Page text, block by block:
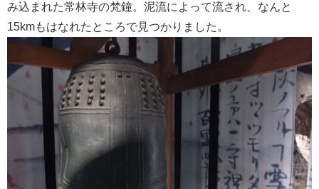
み込まれた常林寺の梵鐘。泥流によって流され、なんと
15kmもはなれたところで見つかりました。